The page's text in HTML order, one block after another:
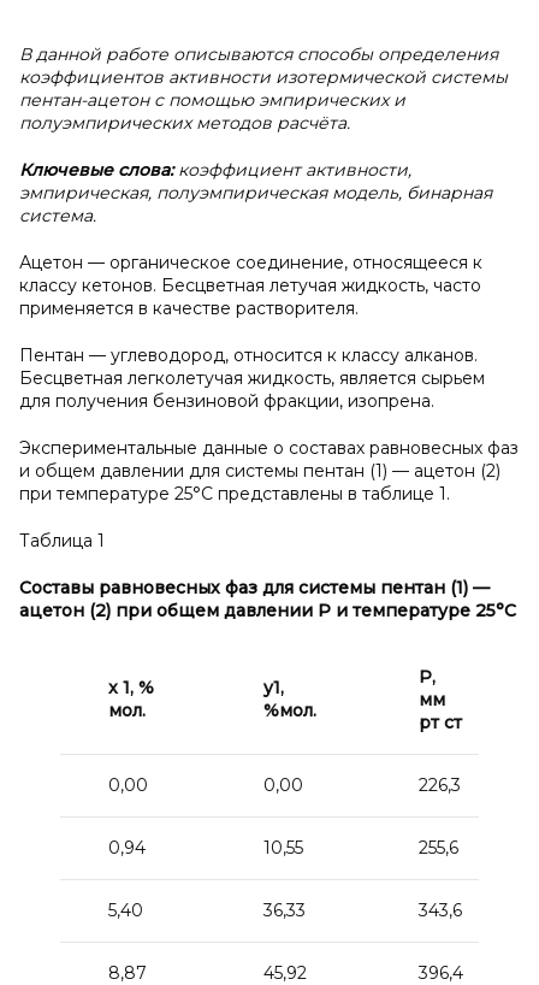
В данной работе описываются способы определения
коэффициентов активности изотермической системы
пентан-ацетон с помощью эмпирических и
полуэмпирических методов расчёта.
Ключевые слова:коэффициент активности,
эмпирическая, полуэмпирическая модель, бинарная
система.
Ацетон — органическое соединение, относящееся к
классу кетонов. Бесцветная летучая жидкость, часто
применяется в качестве растворителя.
Пентан — углеводород, относится к классу алканов.
Бесцветная легколетучая жидкость, является сырьем
для получения бензиновой фракции, изопрена.
Экспериментальные данные о составах равновесных фаз
и общем давлении для системы пентан (1) — ацетон (2)
при температуре 25°С представлены в таблице 1.
Таблица 1
Составы равновесных фаз для системы пентан (1) —
ацетон (2) при общем давлении P и температуре 25°С
x 1, %
мол.
y1,
%мол.
Р,
мм
рт ст
0,00 0,00 226,3
0,94 10,55 255,6
5,40 36,33 343,6
8,87 45,92 396,4